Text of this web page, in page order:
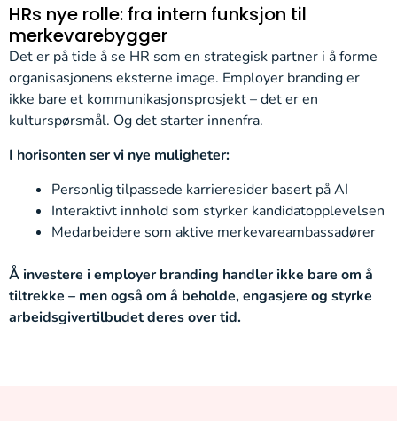
HRs nye rolle: fra intern funksjon til
merkevarebygger
Det er på tide å se HR som en strategisk partner i å forme
organisasjonens eksterne image. Employer branding er
ikke bare et kommunikasjonsprosjekt – det er en
kulturspørsmål. Og det starter innenfra.
I horisonten ser vi nye muligheter:
Personlig tilpassede karrieresider basert på AI
Interaktivt innhold som styrker kandidatopplevelsen
Medarbeidere som aktive merkevareambassadører
Å investere i employer branding handler ikke bare om å
tiltrekke – men også om å beholde, engasjere og styrke
arbeidsgivertilbudet deres over tid.